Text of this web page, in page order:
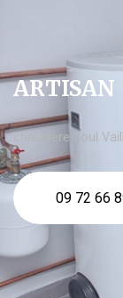
ARTISAN
chaudière fioul
09 72 66